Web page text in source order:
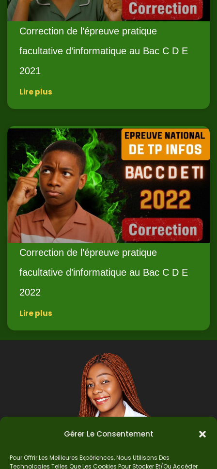
Gérer Le Consentement
Pour Offrir Les Meilleures Expériences, Nous Utilisons Des
Technologies Telles Que Les Cookies Pour Stocker Et/ou Accéder
Correction de l’épreuve pratique
facultative d’informatique au Bac C D E
2021
Lire plus
Correction de l’épreuve pratique
facultative d’informatique au Bac C D E
2022
Lire plus